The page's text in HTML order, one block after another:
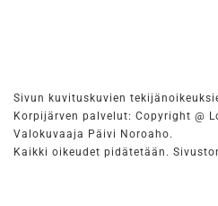
Sivun kuvituskuvien
Korpijärven palvelut: Copyright @
Valokuvaaja Päivi Noroaho.
Kaikki oikeudet pidätetään.